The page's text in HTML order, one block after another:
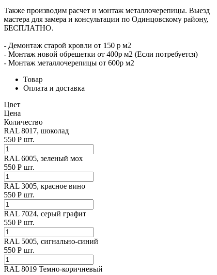
Также производим расчет и монтаж металлочерепицы. Выезд
мастера для замера и консультации по Одинцовскому району,
БЕСПЛАТНО.
- Демонтаж старой кровли от 150 р м2
- Монтаж новой обрешетки от 400р м2 (Если потребуется)
- Монтаж металлочерепицы от 600р м2
Товар
Оплата и доставка
Цвет
Цена
Количество
RAL 8017, шоколад
550 Р шт.
RAL 6005, зеленый мох
550 Р шт.
RAL 3005, красное вино
550 Р шт.
RAL 7024, cерый графит
550 Р шт.
RAL 5005, cигнально-синий
550 Р шт.
RAL 8019 Темно-коричневый